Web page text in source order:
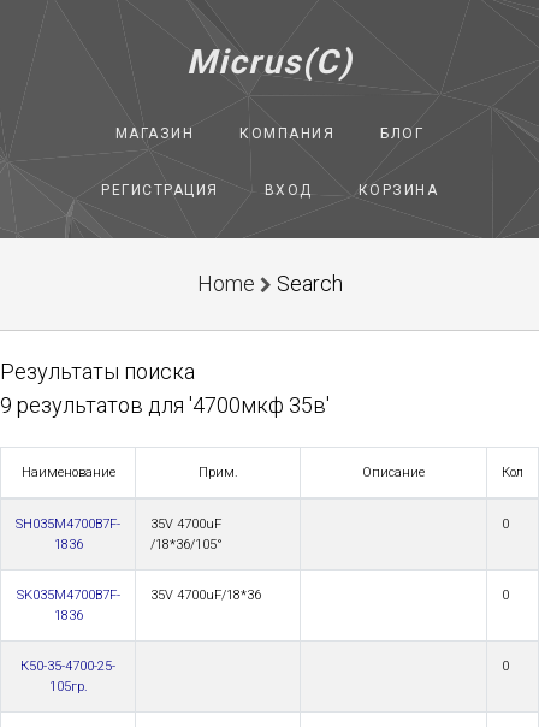
Micrus(C)
МАГАЗИН КОМПАНИЯ БЛОГ
РЕГИСТРАЦИЯ ВХОД КОРЗИНА
Home Search
Результаты поиска
9 результатов для '4700мкф 35в'
Наименование Прим. Описание Кол
SH035M4700B7F-
1836
35V 4700uF
/18*36/105°
0
SK035M4700B7F-
1836
35V 4700uF/18*36 0
К50-35-4700-25-
105гр.
0